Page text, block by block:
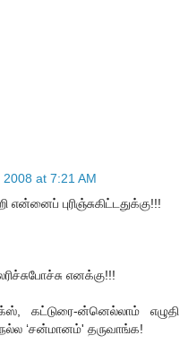
at 7:21 AM
என்னைப் புரிஞ்சுகிட்டதுக்கு!!!
எனக்கு!!!
கட்டுரை-ன்னெல்லாம் எழுதி
நல்ல ‘சன்மானம்' தருவாங்க!